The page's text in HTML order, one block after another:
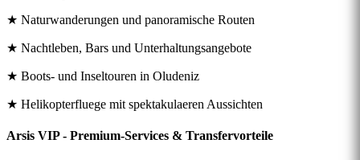
★ Naturwanderungen und panoramische Routen
★ Nachtleben, Bars und Unterhaltungsangebote
★ Boots- und Inseltouren in Oludeniz
★ Helikopterfluege mit spektakulaeren Aussichten
Arsis VIP - Premium-Services & Transfervorteile